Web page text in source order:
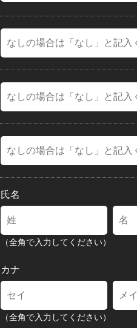
氏名
（全角で入力してください）
カナ
（全角で入力してください）